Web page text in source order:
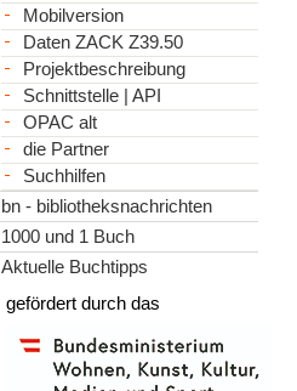
Mobilversion
Daten ZACK Z39.50
Projektbeschreibung
Schnittstelle | API
OPAC alt
die Partner
Suchhilfen
bn - bibliotheksnachrichten
1000 und 1 Buch
Aktuelle Buchtipps
gefördert durch das